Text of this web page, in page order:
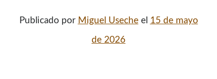
Publicado por Miguel Usecheel 15 de mayo
de 2026